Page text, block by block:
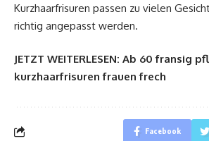
Kurzhaarfrisuren passen zu vielen
richtig angepasst werden.
JETZT WEITERLESEN: Ab 60 fransig
kurzhaarfrisuren frauen frech
Facebook